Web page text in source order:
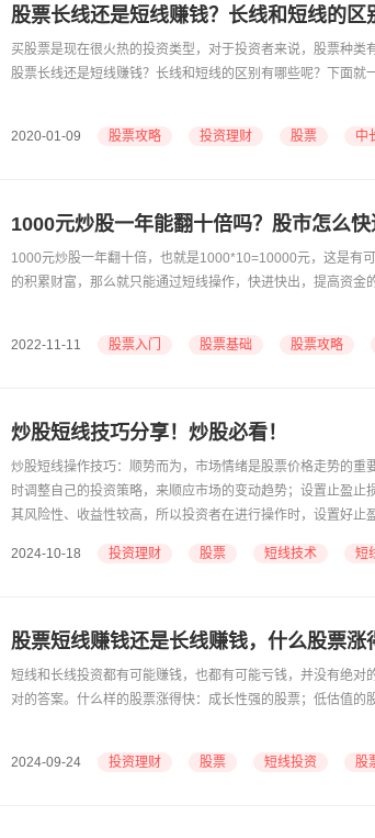
股票长线还是短线赚钱？长线和短线的区
买股票是现在很火热的投资类型，对于投资者来说，股票种
股票长线还是短线赚钱？长线和短线的区别有哪些呢？下面就
2020-01-09 股票攻略 投资理财 股票 中
1000元炒股一年能翻十倍吗？股市怎么快
1000元炒股一年翻十倍，也就是1000*10=10000元，这是有
的积累财富，那么就只能通过短线操作，快进快出，提高资金
2022-11-11 股票入门 股票基础 股票攻略
炒股短线技巧分享！炒股必看！
炒股短线操作技巧：顺势而为，市场情绪是股票价格走势的
时调整自己的投资策略，来顺应市场的变动趋势；设置止盈
其风险性、收益性较高，所以投资者在进行操作时，设置好
2024-10-18
投资理财 股票 短线技术 短
股票短线赚钱还是长线赚钱，什么股票涨
短线和长线投资都有可能赚钱，也都有可能亏钱，并没有绝
对的答案。什么样的股票涨得快：成长性强的股票；低估值的
2024-09-24 投资理财 股票 短线投资 股